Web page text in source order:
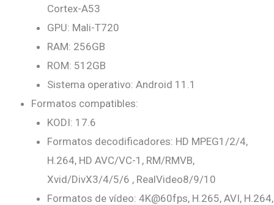
Cortex-A53
GPU: Mali-T720
RAM: 256GB
ROM: 512GB
Sistema operativo: Android 11.1
Formatos compatibles:
KODI: 17.6
Formatos decodificadores: HD MPEG1/2/4,
H.264, HD AVC/VC-1, RM/RMVB,
Xvid/DivX3/4/5/6 , RealVideo8/9/10
Formatos de vídeo: 4K@60fps, H.265, AVI, H.264,